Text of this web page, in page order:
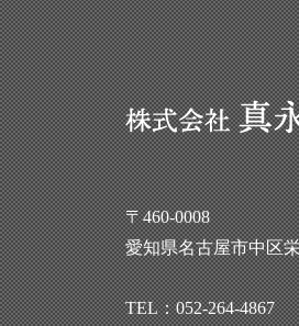
〒460-0008
愛知県名古屋市中区
TEL：052-264-4867